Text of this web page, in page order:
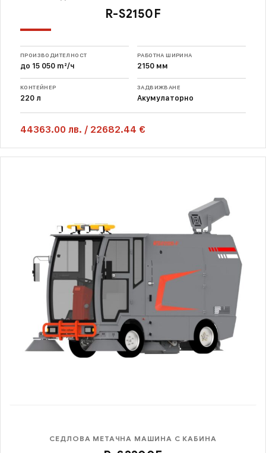
R-S2150F
ПРОИЗВОДИТЕЛНОСТ
до 15 050 m²/ч
РАБОТНА ШИРИНА
2150 мм
КОНТЕЙНЕР
220 л
ЗАДВИЖВАНЕ
Акумулаторно
44363.00 лв. / 22682.44 €
СЕДЛОВА МЕТАЧНА МАШИНА С КАБИНА